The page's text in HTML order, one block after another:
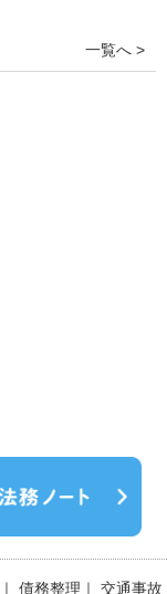
一覧へ >
｜ 債務整理 ｜ 交通事故